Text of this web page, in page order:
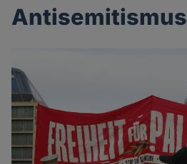
Antisemitismus